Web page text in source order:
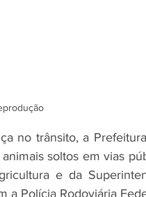
no trânsito, a
soltos em vias
e da
a Polícia Rodoviária